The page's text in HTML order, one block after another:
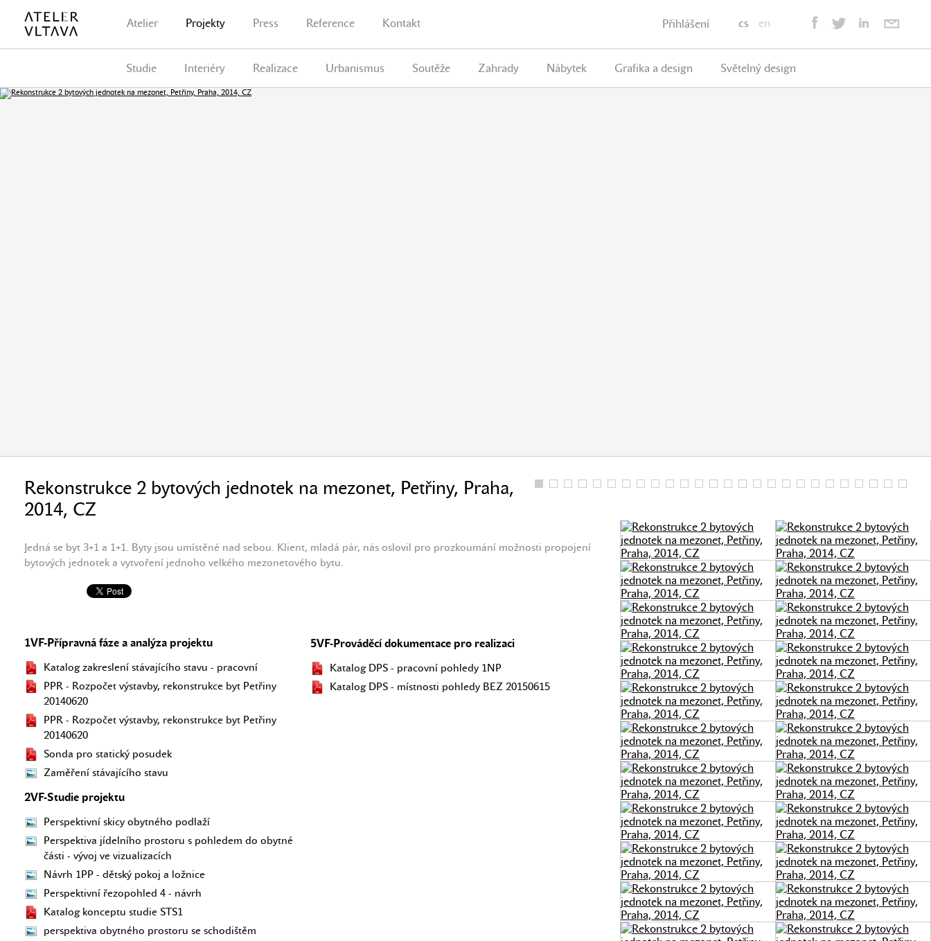
Atelier Projekty Press Reference Kontakt cs en
Přihlášení
Studie Interiéry Realizace Urbanismus Soutěže Zahrady Nábytek Grafika a design Světelný design
Rekonstrukce 2 bytových jednotek na mezonet, Petřiny, Praha,
2014, CZ
Jedná se byt 3+1 a 1+1. Byty jsou umístěné nad sebou. Klient, mladá pár, nás oslovil pro prozkoumání možnosti propojení
bytových jednotek a vytvoření jednoho velkého mezonetového bytu.
1VF-Přípravná fáze a analýza projektu
Katalog zakreslení stávajícího stavu - pracovní
PPR - Rozpočet výstavby, rekonstrukce byt Petřiny
20140620
PPR - Rozpočet výstavby, rekonstrukce byt Petřiny
20140620
Sonda pro statický posudek
Zaměření stávajícího stavu
2VF-Studie projektu
Perspektivní skicy obytného podlaží
Perspektiva jídelního prostoru s pohledem do obytné
části - vývoj ve vizualizacích
Návrh 1PP - dětský pokoj a ložnice
Perspektivní řezopohled 4 - návrh
Katalog konceptu studie STS1
perspektiva obytného prostoru se schodištěm
5VF-Prováděcí dokumentace pro realizaci
Katalog DPS - pracovní pohledy 1NP
Katalog DPS - místnosti pohledy BEZ 20150615